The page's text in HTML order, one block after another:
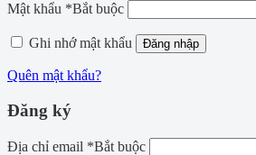
Mật khẩu *Bắt buộc
Ghi nhớ mật khẩu Đăng nhập
Quên mật khẩu?
Đăng ký
Địa chỉ email *Bắt buộc